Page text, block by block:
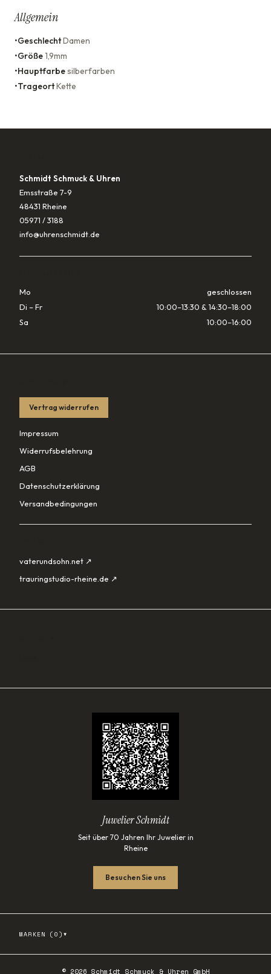
Allgemein
•GeschlechtDamen
•Größe1,9mm
•Hauptfarbesilberfarben
•TrageortKette
Schmidt Schmuck & Uhren
Emsstraße 7-9
48431 Rheine
05971 / 3188
info@uhrenschmidt.de
Mo
geschlossen
Di – Fr
10:00–13:30 & 14:30–18:00
Sa
10:00–16:00
Vertrag widerrufen
Impressum
Widerrufsbelehrung
AGB
Datenschutzerklärung
Versandbedingungen
vaterundsohn.net ↗
trauringstudio-rheine.de ↗
Juwelier Schmidt
Seit über 70 Jahren Ihr Juwelier in
Rheine
Besuchen Sie uns
MARKEN ( 0 ) ▾
© 2026 Schmidt Schmuck & Uhren GmbH